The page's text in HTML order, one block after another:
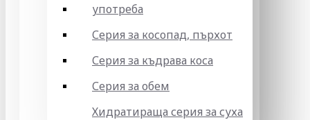
употреба
Серия за косопад, пърхот
Серия за къдрава коса
Серия за обем
Хидратираща серия за суха